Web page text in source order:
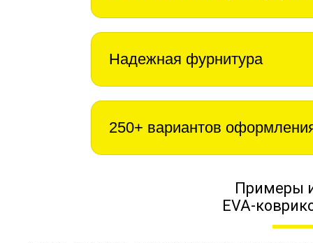
Надежная фурнитура
250+ вариантов
Примеры
EVA-